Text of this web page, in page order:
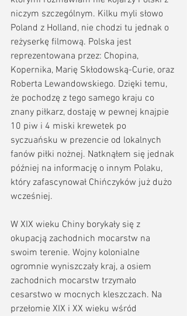
niczym szczególnym. Kilku myli słowo
Poland z Holland, nie chodzi tu jednak o
reżyserkę filmową. Polska jest
reprezentowana przez: Chopina,
Kopernika, Marię Skłodowską-Curie, oraz
Roberta Lewandowskiego. Dzięki temu,
że pochodzę z tego samego kraju co
znany piłkarz, dostaję w pewnej knajpie
10 piw i 4 miski krewetek po
syczuańsku w prezencie od lokalnych
fanów piłki nożnej. Natknąłem się jednak
później na informację o innym Polaku,
który zafascynował Chińczyków już dużo
wcześniej.
W XIX wieku Chiny borykały się z
okupacją zachodnich mocarstw na
swoim terenie. Wojny kolonialne
ogromnie wyniszczały kraj, a osiem
zachodnich mocarstw trzymało
cesarstwo w mocnych kleszczach. Na
przełomie XIX i XX wieku wśród